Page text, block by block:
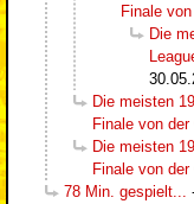
Finale
Die
Die meisten
Finale von der
Die meisten
Finale von der
78 Min. gespielt...